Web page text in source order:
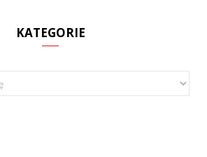
KATEGORIE